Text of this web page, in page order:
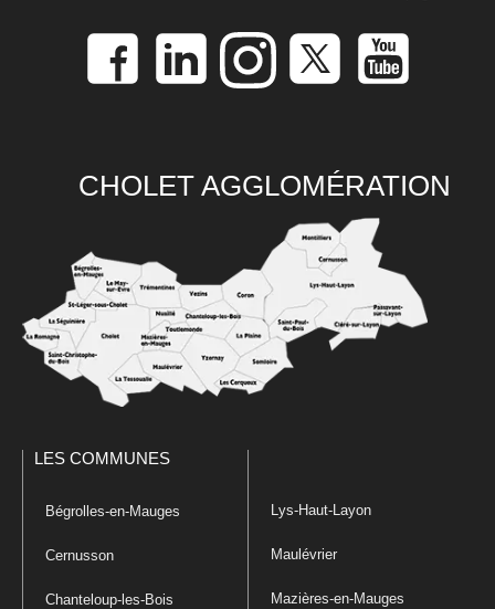
CHOLET AGGLOMÉRATION
LES COMMUNES
Bégrolles-en-Mauges
Cernusson
Chanteloup-les-Bois
Lys-Haut-Layon
Maulévrier
Mazières-en-Mauges